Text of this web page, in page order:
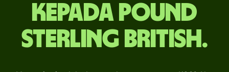
kepada pound
sterling British.